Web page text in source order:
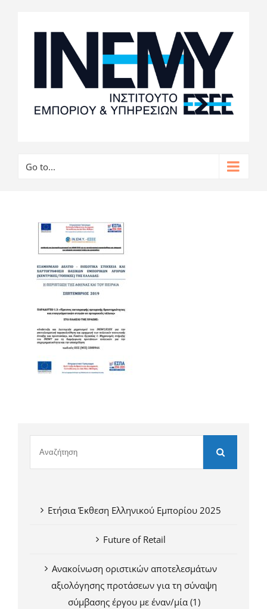
Go to...
Ετήσια Έκθεση Ελληνικού Εμπορίου 2025
Future of Retail
Ανακοίνωση οριστικών αποτελεσμάτων
αξιολόγησης προτάσεων για τη σύναψη
σύμβασης έργου με έναν/μία (1)